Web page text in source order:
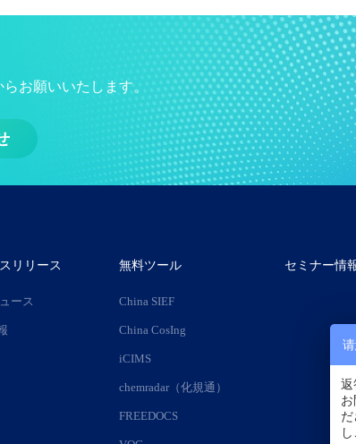
お願いいたします。
リリース
ース
無料ツール
China SIEF
China CosIng
iCIMS
chemradar（化規通）
FREEDOCS
セミナー情
返